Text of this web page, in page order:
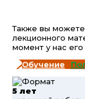
Также вы можете
лекционного
момент у нас его
5 лет